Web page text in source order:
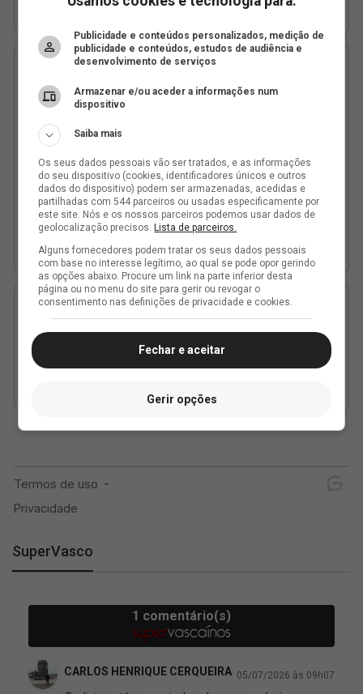
SuperVasco
Publicidade e conteúdos personalizados, medição de
publicidade e conteúdos, estudos de audiência e
desenvolvimento de serviços
Armazenar e/ou aceder a informações num
dispositivo
Saiba mais
Os seus dados pessoais vão ser tratados, e as informações
do seu dispositivo (cookies, identificadores únicos e outros
dados do dispositivo) podem ser armazenadas, acedidas e
partilhadas com 544 parceiros ou usadas especificamente por
este site. Nós e os nossos parceiros podemos usar dados de
geolocalização precisos. Lista de parceiros.
Alguns fornecedores podem tratar os seus dados pessoais
com base no interesse legítimo, ao qual se pode opor gerindo
as opções abaixo. Procure um link na parte inferior desta
página ou no menu do site para gerir ou revogar o
consentimento nas definições de privacidade e cookies.
Fechar e aceitar
Gerir opções